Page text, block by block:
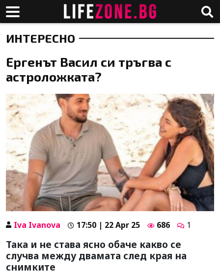
ИНТЕРЕСНО
Ергенът Васил си тръгва с
астроложката?
Iva Ivanova 17:50 | 22 Apr 25 686 1
Така и не става ясно обаче какво се
случва между двамата след края на
снимките